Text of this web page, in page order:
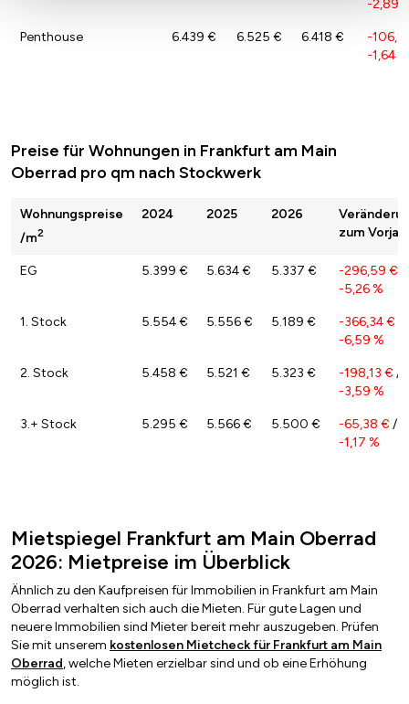
-2,89
Penthouse 6.439 € 6.525 € 6.418 €
-
-1,64 %
Preise für Wohnungen in Frankfurt am Main
Oberrad pro qm nach Stockwerk
Wohnungspreise
/m2
2024 2025 2026
zum
EG 5.399 € 5.634 € 5.337 € -296,59 €
-5,26 %
1. Stock 5.554 € 5.556 € 5.189 € -366,34 €
-6,59 %
2. Stock 5.458 € 5.521 € 5.323 € -198,13 € /
-3,59 %
3.+ Stock 5.295 € 5.566 € 5.500 € -65,38 € /
-1,17 %
Mietspiegel Frankfurt am Main Oberrad
2026: Mietpreise im Überblick
Ähnlich zu den Kaufpreisen für Immobilien in Frankfurt am Main
Oberrad verhalten sich auch die Mieten. Für gute Lagen und
neuere Immobilien sind Mieter bereit mehr auszugeben. Prüfen
Sie mit unserem kostenlosen Mietcheck für Frankfurt am Main
Oberrad, welche Mieten erzielbar sind und ob eine Erhöhung
möglich ist.